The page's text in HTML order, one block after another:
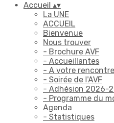
Accueil ▴▾
La UNE
ACCUEIL
Bienvenue
Nous trouver
- Brochure AVF
- Accueillantes
- A votre
- Soirée de l'AVF
- Adhésion 2026-
- Programme du
Agenda
- Statistiques